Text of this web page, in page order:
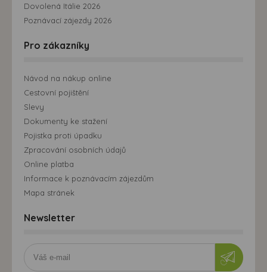
Dovolená Itálie 2026
Poznávací zájezdy 2026
Pro zákazníky
Návod na nákup online
Cestovní pojištění
Slevy
Dokumenty ke stažení
Pojistka proti úpadku
Zpracování osobních údajů
Online platba
Informace k poznávacím zájezdům
Mapa stránek
Newsletter